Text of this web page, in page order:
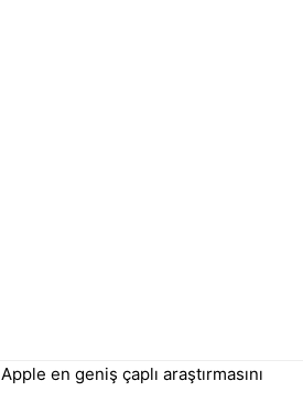
Apple en geniş çaplı araştırmasını